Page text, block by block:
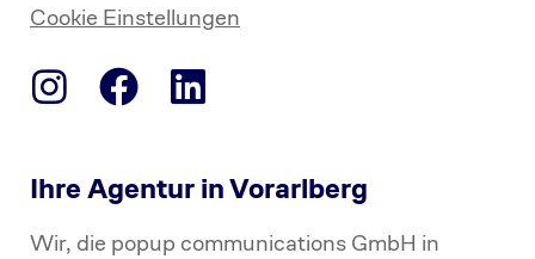
Cookie Einstellungen
Ihre Agentur in Vorarlberg
Wir, die popup communications GmbH in